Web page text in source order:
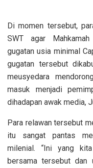
Di momen tersebut,
SWT agar
gugatan usia minimal
gugatan tersebut
meusyedara
masuk menjadi
dihadapan awak media,
Para relawan tersebut
itu sangat pantas
milenial. “Ini yang
bersama tersebut dan